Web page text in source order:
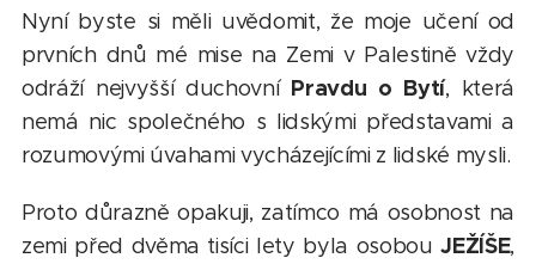
Nyní byste si měli uvědomit, že moje učení od
prvních dnů mé mise na Zemi v Palestině vždy
odráží nejvyšší duchovní Pravdu o Bytí, která
nemá nic společného s lidskými představami a
rozumovými úvahami vycházejícími z lidské mysli.
Proto důrazně opakuji, zatímco má osobnost na
zemi před dvěma tisíci lety byla osobouJEŽÍŠE,